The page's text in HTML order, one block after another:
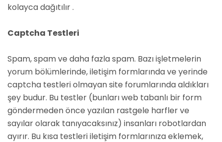
kolayca dağıtılır .
Captcha Testleri
Spam, spam ve daha fazla spam. Bazı işletmelerin
yorum bölümlerinde, iletişim formlarında ve yerinde
captcha testleri olmayan site forumlarında aldıkları
şey budur. Bu testler (bunları web tabanlı bir form
göndermeden önce yazılan rastgele harfler ve
sayılar olarak tanıyacaksınız) insanları robotlardan
ayırır. Bu kısa testleri iletişim formlarınıza eklemek,